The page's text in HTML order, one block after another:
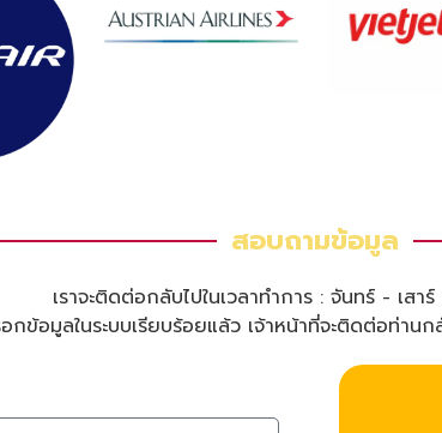
สอบถามข้อมูล
เราจะติดต่อกลับไปในเวลาทำการ : จันทร์ - เส
กข้อมูลในระบบเรียบร้อยแล้ว เจ้าหน้าที่จะติดต่อท่าน